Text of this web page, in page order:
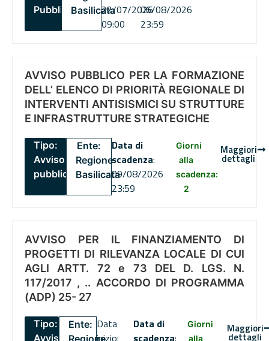
PubblicoBasilicata22/07/2026
09:00
06/08/2026
23:59
AVVISO PUBBLICO PER LA FORMAZIONE
DELL’ ELENCO DI PRIORITÀ REGIONALE DI
INTERVENTI ANTISISMICI SU STRUTTURE
E INFRASTRUTTURE STRATEGICHE
Tipo:
Avviso
pubblico
Ente:
Regione
Basilicata
Data di
scadenza:
09/08/2026
23:59
Giorni
alla
scadenza:
2
Maggiori
dettagli
AVVISO PER IL FINANZIAMENTO DI
PROGETTI DI RILEVANZA LOCALE DI CUI
AGLI ARTT. 72 e 73 DEL D. LGS. N.
117/2017 , .. ACCORDO DI PROGRAMMA
(ADP) 25- 27
Tipo:
Avviso
Ente: Data
Data di
Giorni
alla
Maggiori
dettagli